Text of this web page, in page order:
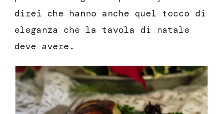
direi che hanno anche quel tocco di
eleganza che la tavola di natale
deve avere.